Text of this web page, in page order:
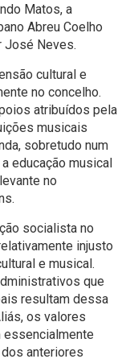
Matos, a
Abreu Coelho
José Neves.
cultural e
no concelho.
atribuídos pela
musicais
sobretudo num
educação musical
no
socialista no
injusto
e musical.
que
resultam dessa
os valores
essencialmente
anteriores